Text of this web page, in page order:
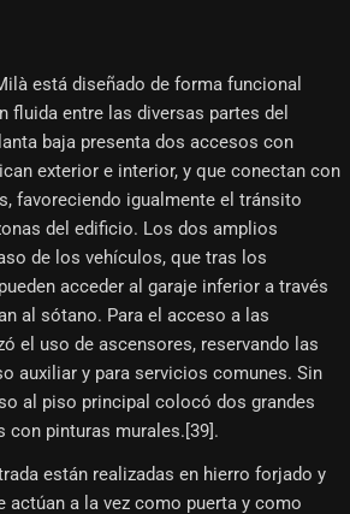
está diseñado de forma funcional
fluida entre las diversas partes del
baja presenta dos accesos con
exterior e interior, y que conectan con
favoreciendo igualmente el tránsito
del edificio. Los dos amplios
de los vehículos, que tras los
acceder al garaje inferior a través
al sótano. Para el acceso a las
el uso de ascensores, reservando las
auxiliar y para servicios comunes. Sin
al piso principal colocó dos grandes
con pinturas murales.[39]​.
están realizadas en hierro forjado y
actúan a la vez como puerta y como